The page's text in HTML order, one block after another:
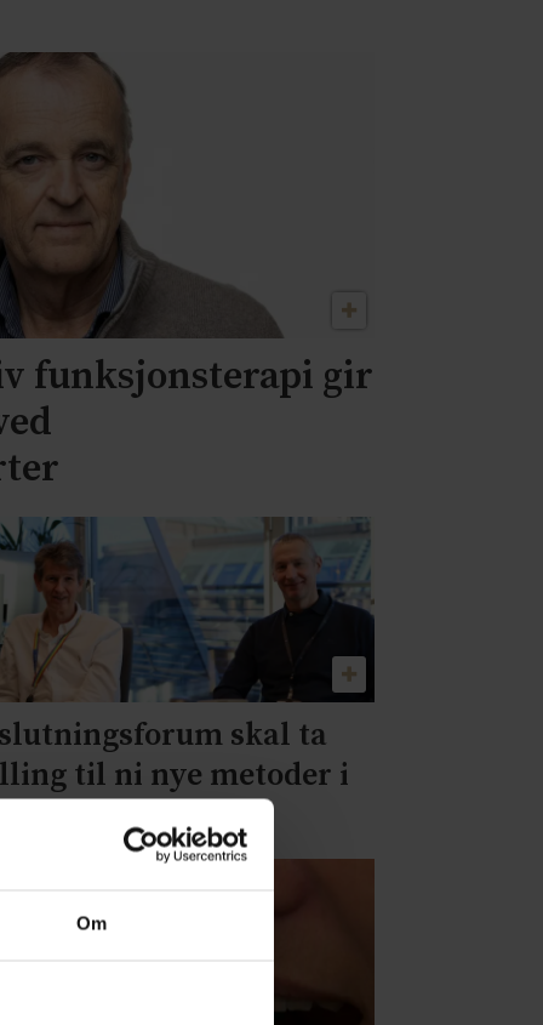
Om
funksjonsterapi gir
skal ta
til ni nye metoder i
mai-møte